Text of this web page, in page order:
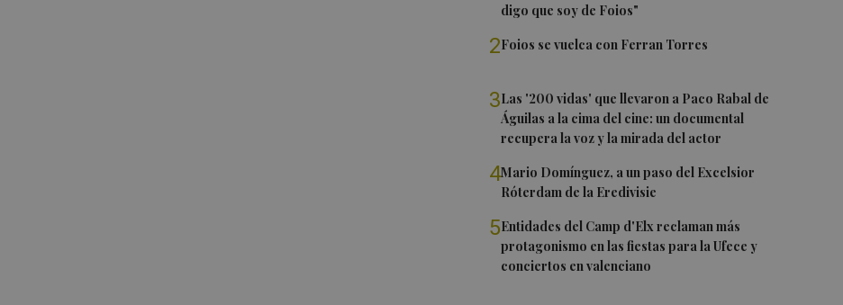
digo que soy de Foios"
2Foios se vuelca con Ferran Torres
3Las '200 vidas' que llevaron a Paco Rabal de
Águilas a la cima del cine: un documental
recupera la voz y la mirada del actor
4Mario Domínguez, a un paso del Excelsior
Róterdam de la Eredivisie
5Entidades del Camp d'Elx reclaman más
protagonismo en las fiestas para la Ufece y
conciertos en valenciano